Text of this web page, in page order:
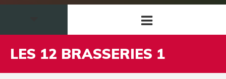
LES 12 BRASSERIES 1